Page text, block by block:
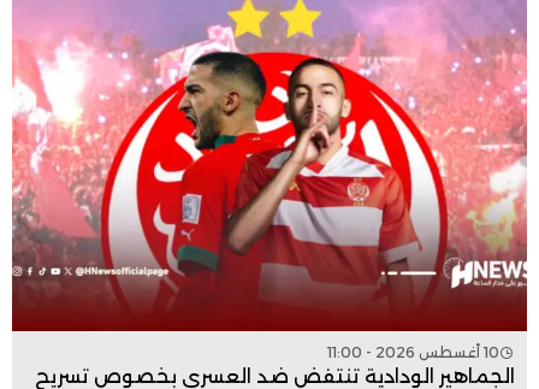
10 أغسطس 2026 - 11:00
الجماهير الودادية تنتفض ضد العسري بخصوص تسريح